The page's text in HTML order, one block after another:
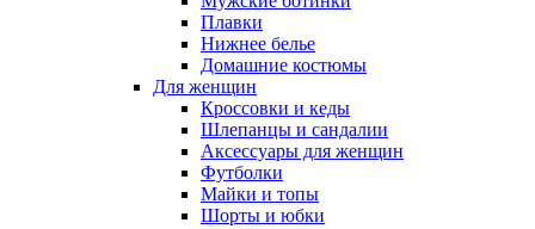
Плавки
Нижнее белье
Домашние костюмы
Для женщин
Кроссовки и кеды
Шлепанцы и сандалии
Аксессуары для женщин
Футболки
Майки и топы
Шорты и юбки